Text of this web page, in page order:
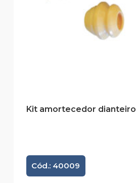
Kit amortecedor dianteiro
Cód.: 40009